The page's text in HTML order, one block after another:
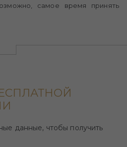
самое время принять
данные, чтобы получить